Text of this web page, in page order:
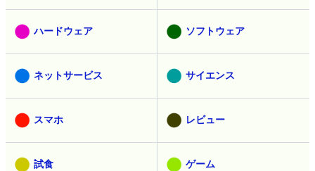
ハードウェア ソフトウェア
ネットサービス サイエンス
スマホ レビュー
試食 ゲーム